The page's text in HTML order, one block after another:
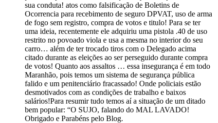
sua conduta! atos como falsificação de Boletins de
Ocorrencia para recebimento de seguro DPVAT, uso de arma
de fogo sem registro, compra de votos e titulo! Para se ter
uma ideia, recentemente ele adquiriu uma pistola .40 de uso
restrito no povoado viola e usa a mesma no interior do seu
carro… além de ter trocado tiros com o Delegado acima
citado durante as eleições ao ser perseguido durante compra
de votos! Quanto aos assaltos … essa insegurança é em todo
Maranhão, pois temos um sistema de segurança pública
falido e um penitenciário fracassado! Onde policiais estão
desmotivados com as condições de trabalho e baixos
salários!Para resumir tudo temos aí a situação de um ditado
bem popular: “O SUJO, falando do MAL LAVADO!
Obrigado e Parabéns pelo Blog.